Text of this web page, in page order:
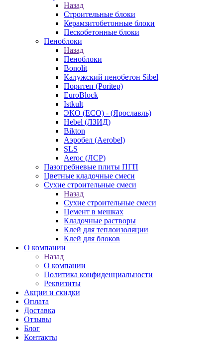
Назад
Строительные блоки
Керамзитобетонные блоки
Пескобетонные блоки
Пеноблоки
Назад
Пеноблоки
Bonolit
Калужский пенобетон Sibel
Поритеп (Poritep)
EuroBlock
Istkult
ЭКО (ECO) - (Ярославль)
Hebel (ЛЗИД)
Bikton
Аэробел (Aerobel)
SLS
Aeroc (ЛСР)
Пазогребневые плиты ПГП
Цветные кладочные смеси
Сухие строительные смеси
Назад
Сухие строительные смеси
Цемент в мешках
Кладочные растворы
Клей для теплоизоляции
Клей для блоков
О компании
Назад
О компании
Политика конфиденциальности
Реквизиты
Акции и скидки
Оплата
Доставка
Отзывы
Блог
Контакты